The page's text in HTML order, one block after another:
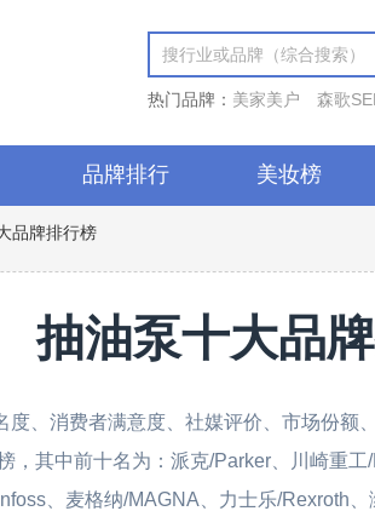
热门品牌： 美家美户 森歌
品牌排行 美妆榜
品牌排行榜
抽油泵十大品
度、消费者满意度、社媒评价、市场份额
，其中前十名为：派克/Parker、川崎重
、麦格纳/MAGNA、力士乐/Rexroth